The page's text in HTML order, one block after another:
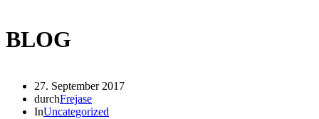
BLOG
27. September 2017
durchFrejase
InUncategorized